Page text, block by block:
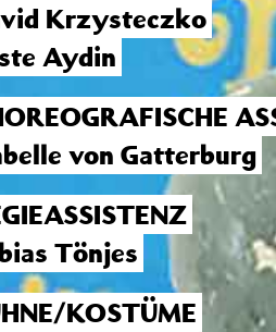
Krzysteczko
Aydin
von Gatterburg
Tönjes
KOSTÜME